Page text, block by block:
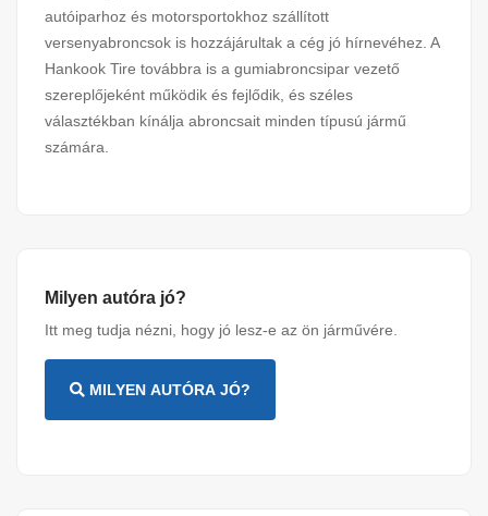
autóiparhoz és motorsportokhoz szállított
versenyabroncsok is hozzájárultak a cég jó hírnevéhez. A
Hankook Tire továbbra is a gumiabroncsipar vezető
szereplőjeként működik és fejlődik, és széles
választékban kínálja abroncsait minden típusú jármű
számára.
Milyen autóra jó?
Itt meg tudja nézni, hogy jó lesz-e az ön járművére.
MILYEN AUTÓRA JÓ?